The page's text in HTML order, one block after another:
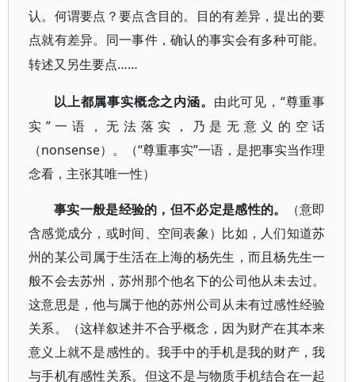
认。何谓要点？要点含目的。目的有差异，提出的要
点就有差异。同一事件，确认的事实会有多种可能。
转述又另生要点……
以上都属事实概念之内涵。 由此可见， “尊重事
实”一语，无法落实，乃是无意义的空话
（nonsense）。（“尊重事实”一语，是把事实当作理
念看，主张其唯一性）
事实一般是经验的，但不必定是感性的。
（意即
含感觉成分，或时间、空间表象）比如，人们知道苏
州的某公司属于生活在上海的杨先生，而且杨先生一
般不会去苏州，苏州那个他名下的公司他从未去过。
这意思是，他与属于他的苏州公司从未有过感性经验
关系。（这样叙述并不合乎概念，因为财产在其本来
意义上就不是感性的。我手中的手机是我的财产，我
与手机有感性关系。但这不是与物质手机结合在一起